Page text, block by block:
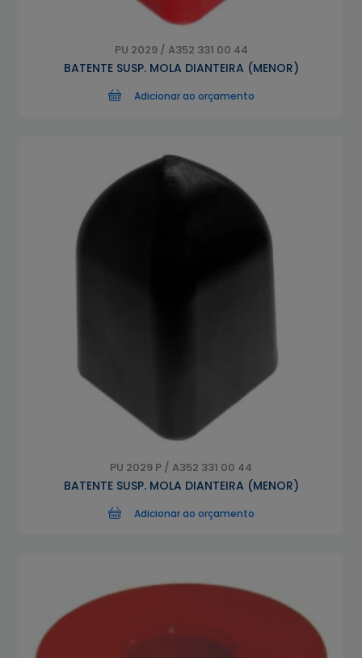
PU 2029 / A352 331 00 44
BATENTE SUSP. MOLA DIANTEIRA (MENOR)
Adicionar ao orçamento
PU 2029 P / A352 331 00 44
BATENTE SUSP. MOLA DIANTEIRA (MENOR)
Adicionar ao orçamento